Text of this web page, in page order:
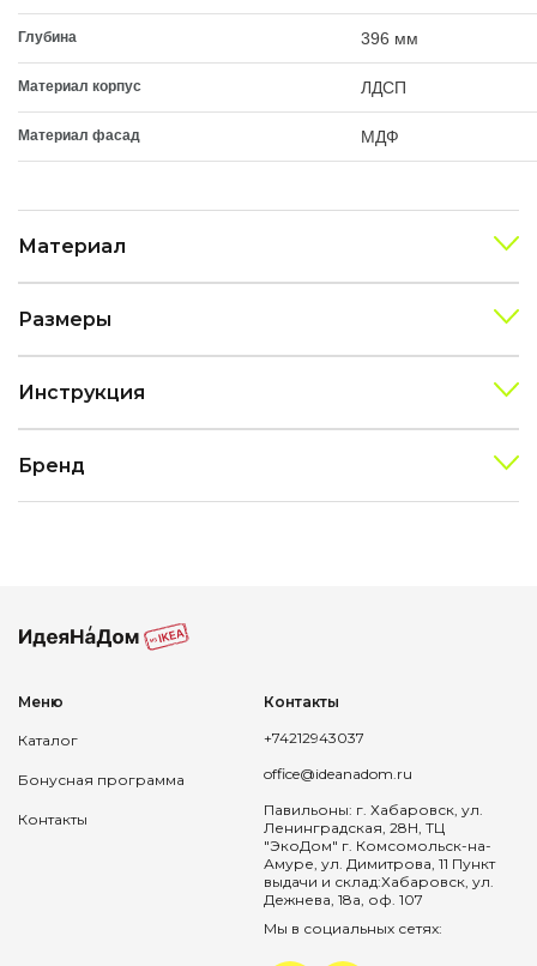
Глубина 396 мм
Материал корпус ЛДСП
Материал фасад МДФ
Материал
Размеры
Инструкция
Бренд
Меню
Каталог
Бонусная программа
Контакты
Контакты
+74212943037
office@ideanadom.ru
Павильоны: г. Хабаровск, ул.
Ленинградская, 28Н, ТЦ
"ЭкоДом" г. Комсомольск-на-
Амуре, ул. Димитрова, 11 Пункт
выдачи и склад:Хабаровск, ул.
Дежнева, 18а, оф. 107
Мы в социальных сетях: